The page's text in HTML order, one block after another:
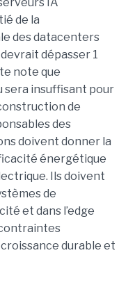
de la
des datacenters
dépasser 1
note que
sera insuffisant pour
de
des
doivent donner la
énergétique
Ils doivent
de
et dans l’edge
durable et